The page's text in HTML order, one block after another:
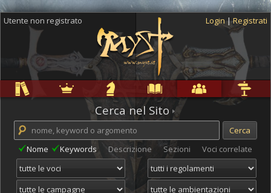
Utente non registrato Login |Registrati
Cerca nel Sito
Nome Keywords Descrizione Sezioni Voci correlate